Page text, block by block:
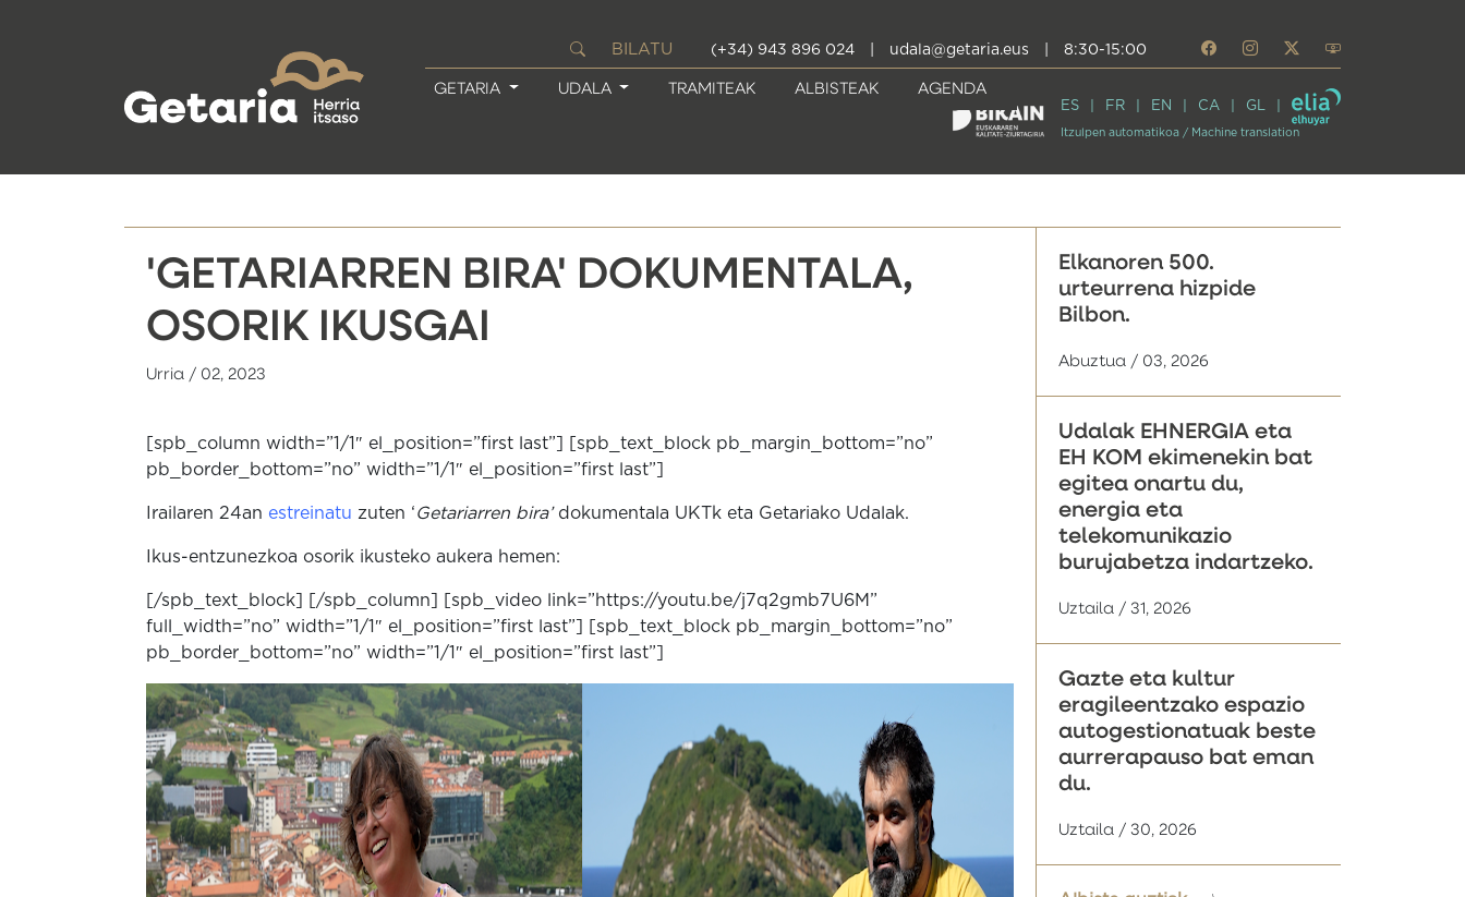
BILATU (+34) 943 896 024 udala@getaria.eus 8:30-15:00
GETARIA UDALA TRAMITEAK ALBISTEAK AGENDA
ES FR EN CA GL
Itzulpen automatikoa / Machine translation
'GETARIARREN BIRA' DOKUMENTALA,
OSORIK IKUSGAI
Urria / 02, 2023
[spb_column width=”1/1″ el_position=”first last”] [spb_text_block pb_margin_bottom=”no”
pb_border_bottom=”no” width=”1/1″ el_position=”first last”]
Irailaren 24an estreinatu zuten ‘Getariarren bira’dokumentala UKTk eta Getariako Udalak.
Ikus-entzunezkoa osorik ikusteko aukera hemen:
[/spb_text_block] [/spb_column] [spb_video link=”https://youtu.be/j7q2gmb7U6M”
full_width=”no” width=”1/1″ el_position=”first last”] [spb_text_block pb_margin_bottom=”no”
pb_border_bottom=”no” width=”1/1″ el_position=”first last”]
Elkanoren 500.
urteurrena hizpide
Bilbon.
Abuztua / 03, 2026
Udalak EHNERGIA eta
EH KOM ekimenekin bat
egitea onartu du,
energia eta
telekomunikazio
burujabetza indartzeko.
Uztaila / 31, 2026
Gazte eta kultur
eragileentzako espazio
autogestionatuak beste
aurrerapauso bat eman
du.
Uztaila / 30, 2026